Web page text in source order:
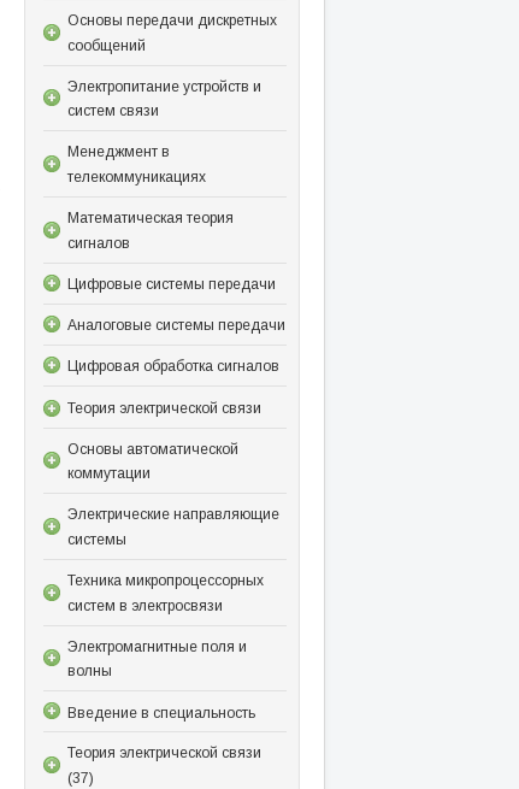
Основы передачи дискретных
сообщений
Электропитание устройств и
систем связи
Менеджмент в
телекоммуникациях
Математическая теория
сигналов
Цифровые системы передачи
Аналоговые системы передачи
Цифровая обработка сигналов
Теория электрической связи
Основы автоматической
коммутации
Электрические направляющие
системы
Техника микропроцессорных
систем в электросвязи
Электромагнитные поля и
волны
Введение в специальность
Теория электрической связи
(37)